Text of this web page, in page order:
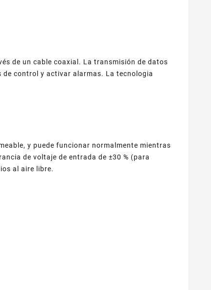
de un cable coaxial. La transmisión de datos
de control y activar alarmas. La tecnologia
y puede funcionar normalmente mientras
de voltaje de entrada de ±30 % (para
al aire libre.